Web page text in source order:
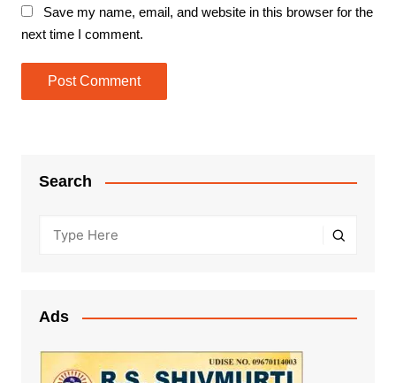
Save my name, email, and website in this browser for the
next time I comment.
Search
Ads